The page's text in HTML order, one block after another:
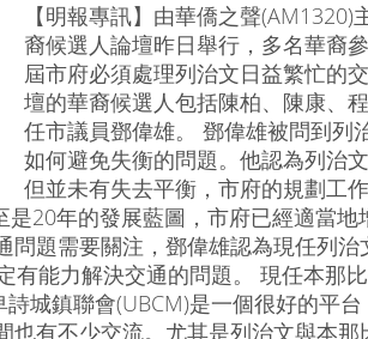
【明報專訊】由華僑之聲(AM1320)
裔候選人論壇昨日舉行，多名華裔
屆市府必須處理列治文日益繁忙的
壇的華裔候選人包括陳柏、陳康、
任市議員鄧偉雄。 鄧偉雄被問到列
如何避免失衡的問題。他認為列治
但並未有失去平衡，市府的規劃工
20年的發展藍圖，市府已經適當地
題需要關注，鄧偉雄認為現任列治
有能力解決交通的問題。 現任本那
城鎮聯會(UBCM)是一個很好的平
有不少交流。尤其是列治文與本那